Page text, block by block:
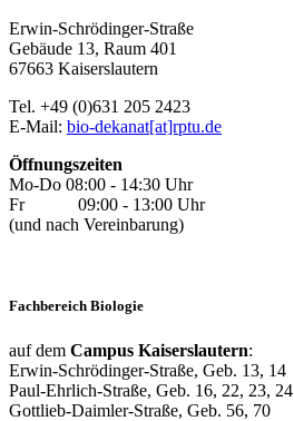
Erwin-Schrödinger-Straße
Gebäude 13, Raum 401
67663 Kaiserslautern
Tel. +49 (0)631 205 2423
E-Mail: bio-dekanat[at]rptu.de
Öffnungszeiten
Mo-Do 08:00 - 14:30 Uhr
Fr 09:00 - 13:00 Uhr
(und nach Vereinbarung)
Fachbereich Biologie
auf dem Campus Kaiserslautern:
Erwin-Schrödinger-Straße, Geb. 13, 14
Paul-Ehrlich-Straße, Geb. 16, 22, 23, 24
Gottlieb-Daimler-Straße, Geb. 56, 70